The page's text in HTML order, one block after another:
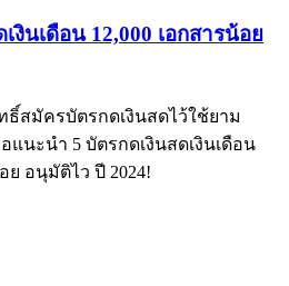
งินเดือน 12,000 เอกสารน้อย
ธิ์สมัครบัตรกดเงินสดไว้ใช้ยาม
นะนำ 5 บัตรกดเงินสดเงินเดือน
ย อนุมัติไว ปี 2024!